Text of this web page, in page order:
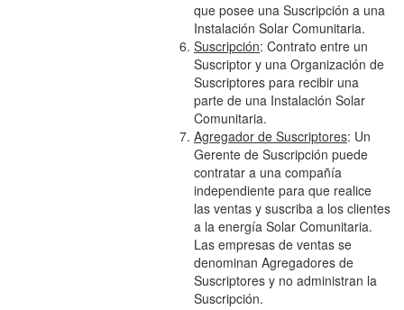
que posee una Suscripción a una
Instalación Solar Comunitaria.
Suscripción: Contrato entre un
Suscriptor y una Organización de
Suscriptores para recibir una
parte de una Instalación Solar
Comunitaria.
Agregador de Suscriptores: Un
Gerente de Suscripción puede
contratar a una compañía
independiente para que realice
las ventas y suscriba a los clientes
a la energía Solar Comunitaria.
Las empresas de ventas se
denominan Agregadores de
Suscriptores y no administran la
Suscripción.